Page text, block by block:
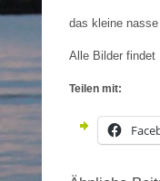
das kleine
Alle Bilder findet
Teilen mit: